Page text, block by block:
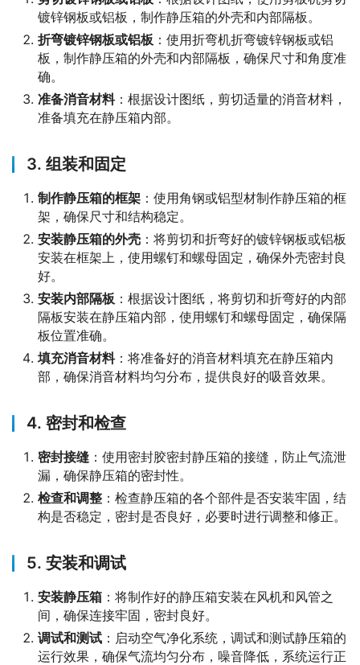
镀锌钢板或铝板，制作静压箱的外壳和内部隔板。
折弯镀锌钢板或铝板 ：使用折弯机折弯镀锌钢板或铝
板，制作静压箱的外壳和内部隔板，确保尺寸和角度准
确。
准备消音材料：根据设计图纸，剪切适量的消音材料，
准备填充在静压箱内部。
3. 组装和固定
制作静压箱的框架 ：使用角钢或铝型材制作静压箱的框
架，确保尺寸和结构稳定。
安装静压箱的外壳 ：将剪切和折弯好的镀锌钢板或铝板
安装在框架上，使用螺钉和螺母固定，确保外壳密封良
好。
安装内部隔板 ：根据设计图纸，将剪切和折弯好的内部
隔板安装在静压箱内部，使用螺钉和螺母固定，确保隔
板位置准确。
填充消音材料：将准备好的消音材料填充在静压箱内
部，确保消音材料均匀分布，提供良好的吸音效果。
4. 密封和检查
密封接缝 ：使用密封胶密封静压箱的接缝，防止气流泄
漏，确保静压箱的密封性。
检查和调整 ：检查静压箱的各个部件是否安装牢固，结
构是否稳定，密封是否良好，必要时进行调整和修正。
5. 安装和调试
安装静压箱 ：将制作好的静压箱安装在风机和风管之
间，确保连接牢固，密封良好。
调试和测试 ：启动空气净化系统，调试和测试静压箱的
运行效果，确保气流均匀分布，噪音降低，系统运行正